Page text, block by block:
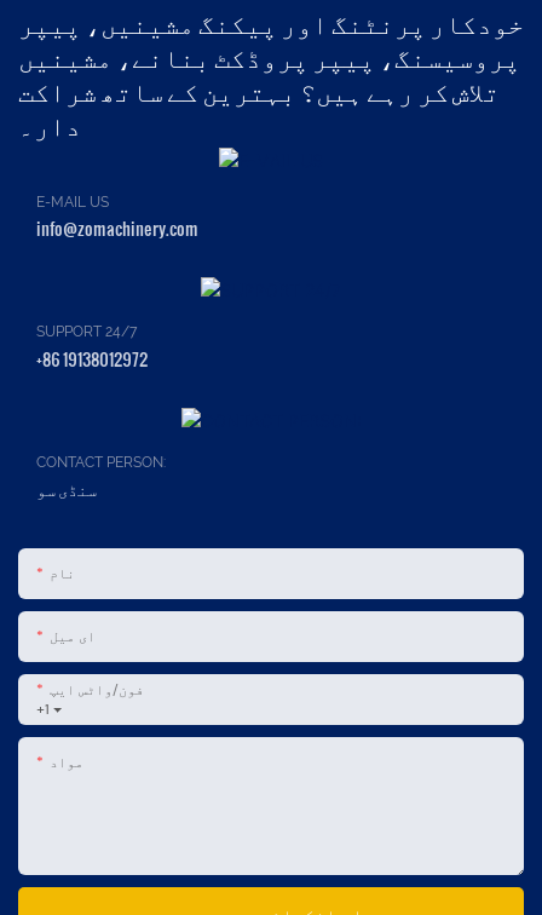
خودکار پرنٹنگ اور پیکنگ مشینیں، پیپر
پروسیسنگ، پیپر پروڈکٹ بنانے، مشینیں
تلاش کر رہے ہیں؟ بہترین کے ساتھ شراکت
دار۔
E-MAIL US
info@zomachinery.com
SUPPORT 24/7
+86 19138012972
CONTACT PERSON:
سنڈی سو
نام
ای میل
+1
فون/واٹس ایپ
مواد